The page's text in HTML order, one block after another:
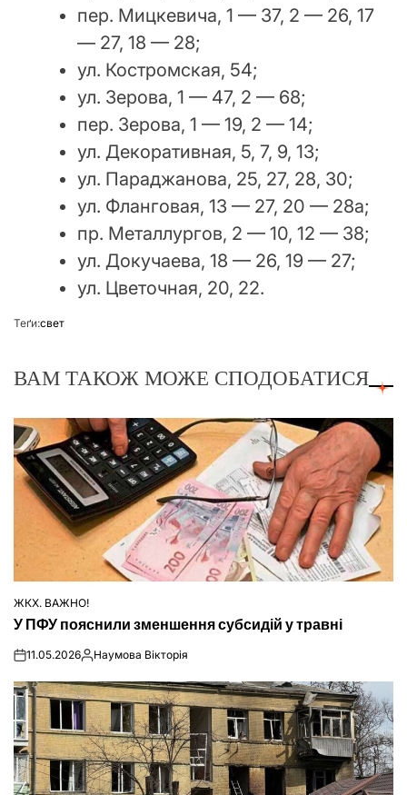
пер. Мицкевича, 1 — 37, 2 — 26, 17
— 27, 18 — 28;
ул. Костромская, 54;
ул. Зерова, 1 — 47, 2 — 68;
пер. Зерова, 1 — 19, 2 — 14;
ул. Декоративная, 5, 7, 9, 13;
ул. Параджанова, 25, 27, 28, 30;
ул. Фланговая, 13 — 27, 20 — 28a;
пр. Металлургов, 2 — 10, 12 — 38;
ул. Докучаева, 18 — 26, 19 — 27;
ул. Цветочная, 20, 22.
Теґи:свет
ВАМ ТАКОЖ МОЖЕ СПОДОБАТИСЯ
ОПУБЛІКУВАТИ
У
ЖКХ. ВАЖНО!
У ПФУ пояснили зменшення субсидій у травні
on11.05.2026Опубліковано
Наумова Вікторія